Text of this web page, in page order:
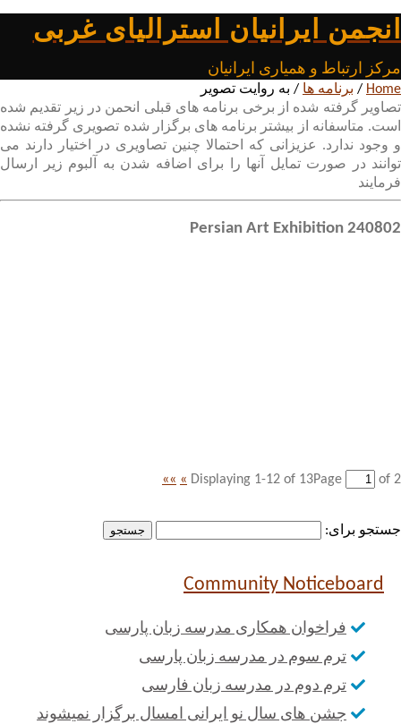
انجمن ایرانیان استرالیای غربی
مرکز ارتباط و همیاری ایرانیان
Home
/ برنامه ها / به روایت تصویر
تصاویر گرفته شده از برخی برنامه های قبلی انحمن در زیر تقدیم شده
است. متاسفانه از بیشتر برنامه های برگزار شده تصویری گرفته نشده
و وجود ندارد. عزیزانی که احتمالا چنین تصاویری در اختیار دارند می
توانند در صورت تمایل آنها را برای اضافه شدن به آلبوم زیر ارسال
فرمایند
240802 Persian Art Exhibition
Displaying 1-12 of 13Page of 2
»
»»
جستجو برای:
Community Noticeboard
فراخوان همکاری مدرسه زبان پارسی
ترم سوم در مدرسه زبان پارسی
ترم دوم در مدرسه زبان فارسی
جشن های سال نو ایرانی امسال برگزار نمیشوند